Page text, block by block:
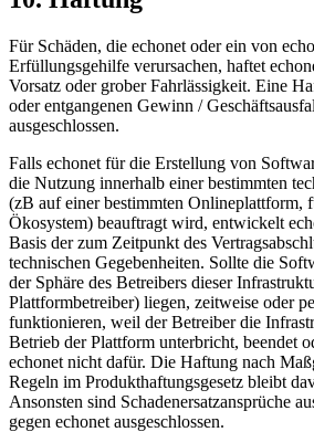
Für Schäden, die echonet oder ein von
Erfüllungsgehilfe verursachen, haftet
Vorsatz oder grober Fahrlässigkeit. Eine
oder entgangenen Gewinn /
ausgeschlossen.
Falls echonet für die Erstellung von
die Nutzung innerhalb einer bestimmten
(zB auf einer bestimmten Onlineplattform,
Ökosystem) beauftragt wird, entwickelt
Basis der zum Zeitpunkt des
technischen Gegebenheiten. Sollte die
der Sphäre des Betreibers dieser
Plattformbetreiber) liegen, zeitweise oder
funktionieren, weil der Betreiber die
Betrieb der Plattform unterbricht, beendet
echonet nicht dafür. Die Haftung nach
Regeln im Produkthaftungsgesetz bleibt
Ansonsten sind Schadenersatzansprüche
gegen echonet ausgeschlossen.